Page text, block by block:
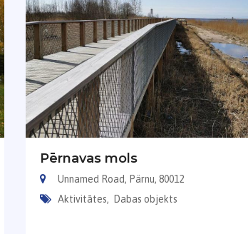
Pērnavas mols
Unnamed Road, Pärnu, 80012
Aktivitātes,
Dabas objekts